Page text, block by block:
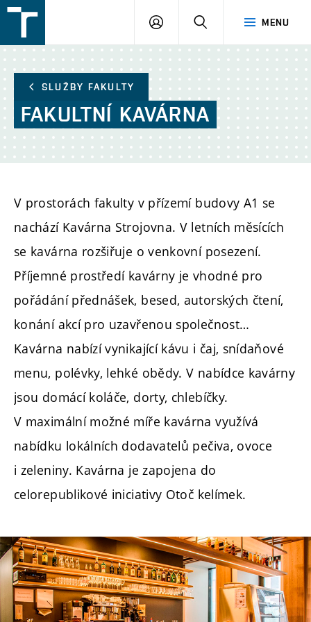
v
Brně
MENU
PŘIHLÁŠENÍ
SLUŽBY FAKULTY
FAKULTNÍ KAVÁRNA
V prostorách fakulty v přízemí budovy A1 se
nachází Kavárna Strojovna. V letních měsících
se kavárna rozšiřuje o venkovní posezení.
Příjemné prostředí kavárny je vhodné pro
pořádání přednášek, besed, autorských čtení,
konání akcí pro uzavřenou společnost…
Kavárna nabízí vynikající kávu i čaj, snídaňové
menu, polévky, lehké obědy. V nabídce kavárny
jsou domácí koláče, dorty, chlebíčky.
V maximální možné míře kavárna využívá
nabídku lokálních dodavatelů pečiva, ovoce
i zeleniny. Kavárna je zapojena do
celorepublikové iniciativy Otoč kelímek.